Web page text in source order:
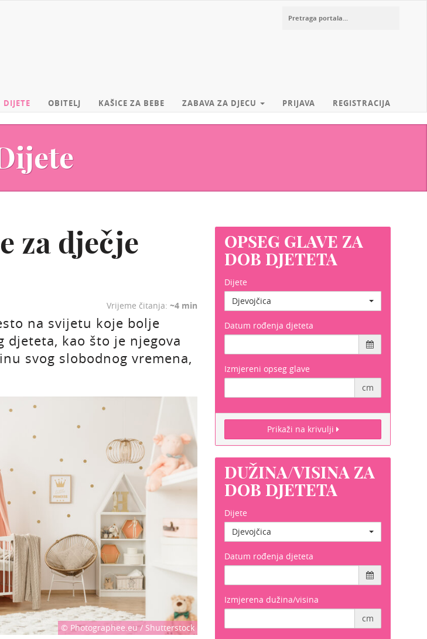
DIJETE OBITELJ KAŠICE ZA BEBE ZABAVA ZA DJECU PRIJAVA REGISTRACIJA
za dječje
Vrijeme čitanja: ~4 min
na svijetu koje bolje
djeteta, kao što je njegova
svog slobodnog vremena,
© Photographee.eu / Shutterstock
OPSEG GLAVE ZA
DOB DJETETA
Dijete
Djevojčica
Datum rođenja djeteta
Izmjereni opseg glave
cm
Prikaži na krivulji
DUŽINA/VISINA ZA
DOB DJETETA
Dijete
Djevojčica
Datum rođenja djeteta
Izmjerena dužina/visina
cm